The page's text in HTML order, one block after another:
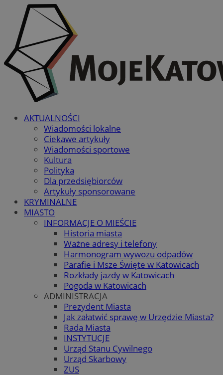
AKTUALNOŚCI
Wiadomości lokalne
Ciekawe artykuły
Wiadomości sportowe
Kultura
Polityka
Dla przedsiębiorców
Artykuły sponsorowane
KRYMINALNE
MIASTO
INFORMACJE O MIEŚCIE
Historia miasta
Ważne adresy i telefony
Harmonogram wywozu odpadów
Parafie i Msze Święte w Katowicach
Rozkłady jazdy w Katowicach
Pogoda w Katowicach
ADMINISTRACJA
Prezydent Miasta
Jak załatwić sprawę w Urzędzie Miasta?
Rada Miasta
INSTYTUCJE
Urząd Stanu Cywilnego
Urząd Skarbowy
ZUS